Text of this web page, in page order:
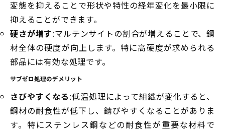
変態を抑えることで形状や特性の経年変化を最小限に
抑えることができます。
硬さが増す:マルテンサイトの割合が増えることで、鋼
材全体の硬度が向上します。特に高硬度が求められる
部品には有効な処理です。
サブゼロ処理のデメリット
さびやすくなる:低温処理によって組織が変化すると、
鋼材の耐食性が低下し、錆びやすくなることがありま
す。特にステンレス鋼などの耐食性が重要な材料で